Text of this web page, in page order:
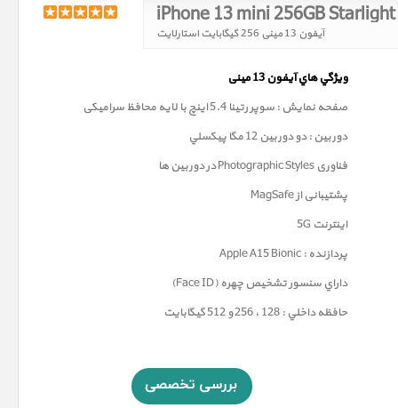
iPhone 13 mini 256GB Starlight
آیفون 13 مینی 256 گیگابایت استارلایت
ويژگي هاي آيفون 13
مینی
صفحه نمايش : سوپر رتينا 5.4 اينچ با لایه محافظ سرامیکی
دوربين : دو دوربین 12 مگا پيکسلي
فناوری Photographic Stylesدر دوربین ها
پشتیبانی از MagSafe
اینترنت 5G
پردازنده : Apple A15 Bionic
داراي سنسور تشخيص چهره (Face ID)
حافظه داخلي : 128 ، 256 و 512 گيگابايت